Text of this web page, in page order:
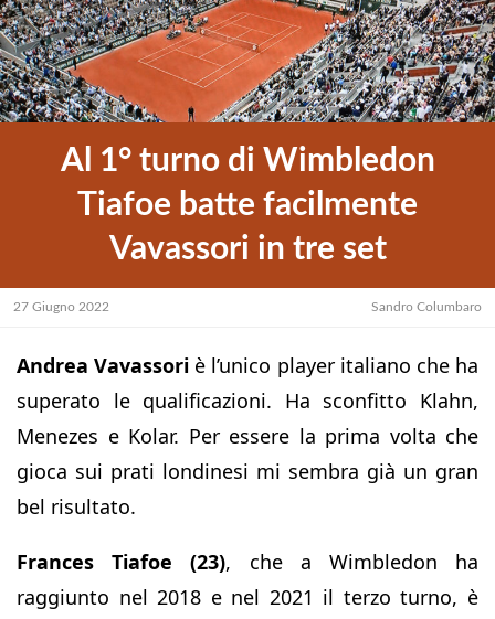
Al 1° turno di Wimbledon
Tiafoe batte facilmente
Vavassori in tre set
27 Giugno 2022 Sandro Columbaro
Andrea Vavassori è l’unico player italiano che ha
superato le qualificazioni. Ha sconfitto Klahn,
Menezes e Kolar. Per essere la prima volta che
gioca sui prati londinesi mi sembra già un gran
bel risultato.
Frances Tiafoe (23), che a Wimbledon ha
raggiunto nel 2018 e nel 2021 il terzo turno, è